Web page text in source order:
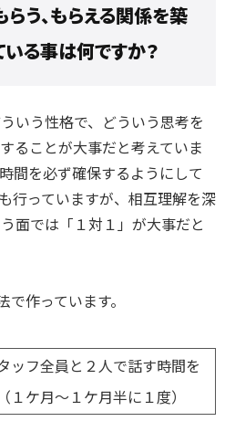
らう、もらえる関係を築
いる事は何ですか？
いう性格で、どういう思考を
ることが大事だと考えていま
間を必ず確保するようにして
行っていますが、相互理解を深
面では「１対１」が大事だと
作っています。
フ全員と２人で話す時間を
ケ月～１ケ月半に１度）